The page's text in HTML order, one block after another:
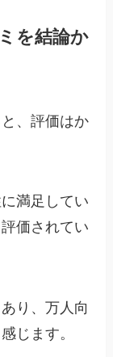
を結論か
、評価はか
満足してい
価されてい
り、万人向
じます。